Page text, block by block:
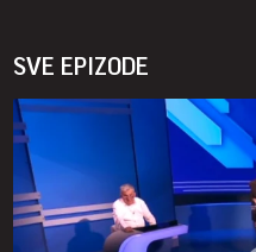
SVE EPIZODE